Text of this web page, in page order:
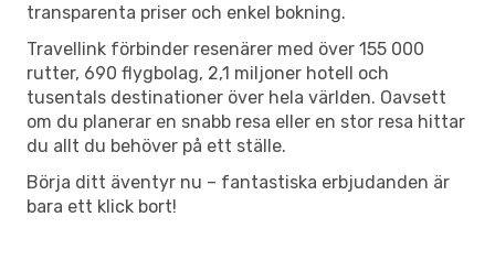
transparenta priser och enkel bokning.
Travellink förbinder resenärer med över 155 000
rutter, 690 flygbolag, 2,1 miljoner hotell och
tusentals destinationer över hela världen. Oavsett
om du planerar en snabb resa eller en stor resa hittar
du allt du behöver på ett ställe.
Börja ditt äventyr nu – fantastiska erbjudanden är
bara ett klick bort!